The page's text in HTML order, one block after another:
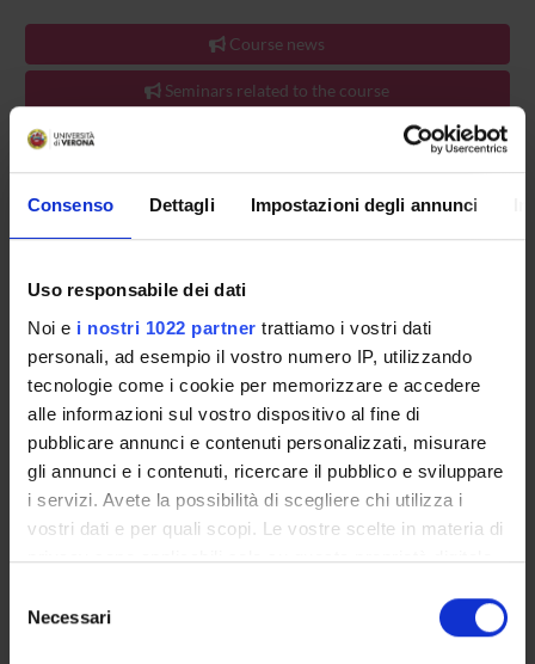
Consenso Dettagli Impostazioni degli annunci
Uso responsabile dei dati
Noi e i nostri 1022 partner trattiamo i vostri dati
personali, ad esempio il vostro numero IP, utilizzando
tecnologie come i cookie per memorizzare e accedere
alle informazioni sul vostro dispositivo al fine di
pubblicare annunci e contenuti personalizzati, misurare
gli annunci e i contenuti, ricercare il pubblico e sviluppare
i servizi. Avete la possibilità di scegliere chi utilizza i
vostri dati e per quali scopi. Le vostre scelte in materia di
privacy sono applicabili solo su questa proprietà digitale
modificare o revocare il proprio consenso in qualsiasi
momento dalla Dichiarazione sui cookie o facendo clic
delNecessari
Course news
Seminars related to the course
The course is given by
Teorie e metodi di interpretazione
della relazione educativa e della scuola come ambiente di
apprendimento(2025/2026) -PERCORSO 60 CFU
CLASSE A-01
Overview
Enrolment Policy
Courses
Academic Calendar
Degree Programme
Exam calendar
Notices
Faculty staff